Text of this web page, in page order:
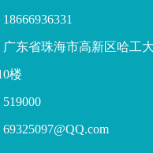
东省珠海市高新区哈工
楼